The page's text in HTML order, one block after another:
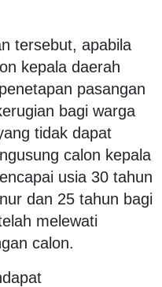
tersebut, apabila
kepala daerah
pasangan
bagi warga
tidak dapat
calon kepala
usia 30 tahun
dan 25 tahun bagi
melewati
calon.